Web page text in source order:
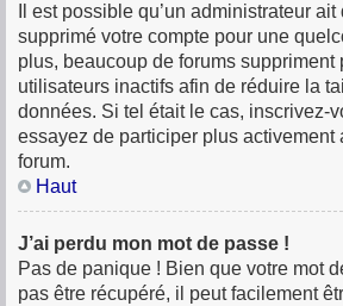
Il est possible qu’un administrateur
supprimé votre compte pour une
plus, beaucoup de forums
utilisateurs inactifs afin de réduire la
données. Si tel était le cas, inscrivez-
essayez de participer plus activement
forum.
Haut
J’ai perdu mon mot de passe !
Pas de panique ! Bien que votre mot
pas être récupéré, il peut facilement